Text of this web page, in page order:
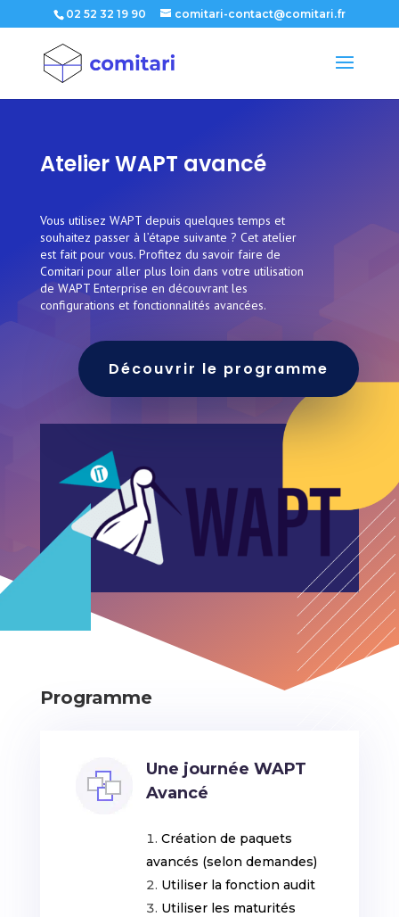
02 52 32 19 90 comitari-contact@comitari.fr
Atelier WAPT avancé
Vous utilisez WAPT depuis quelques temps et
souhaitez passer à l’étape suivante ? Cet atelier
est fait pour vous. Profitez du savoir faire de
Comitari pour aller plus loin dans votre utilisation
de WAPT Enterprise en découvrant les
configurations et fonctionnalités avancées.
Découvrir le programme
Programme
Une journée WAPT
Avancé
Création de paquets
avancés (selon demandes)
Utiliser la fonction audit
Utiliser les maturités